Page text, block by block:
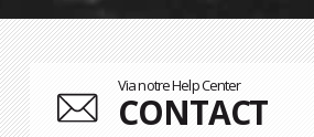
Via notre Help Center
CONTACT